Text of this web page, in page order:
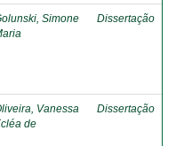
Simone
Dissertação
Vanessa
de
Dissertação